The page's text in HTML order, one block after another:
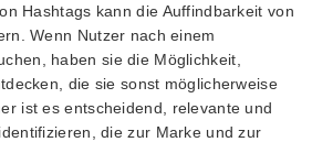
Hashtags kann die Auffindbarkeit von
Wenn Nutzer nach einem
haben sie die Möglichkeit,
die sie sonst möglicherweise
ist es entscheidend, relevante und
die zur Marke und zur